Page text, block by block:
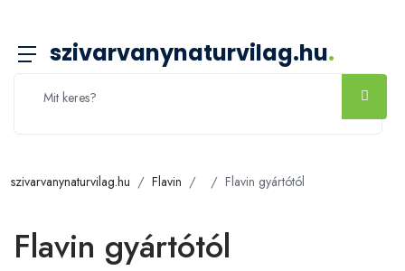
szivarvanynaturvilag.hu.
szivarvanynaturvilag.hu Flavin Flavin gyártótól
Flavin gyártótól